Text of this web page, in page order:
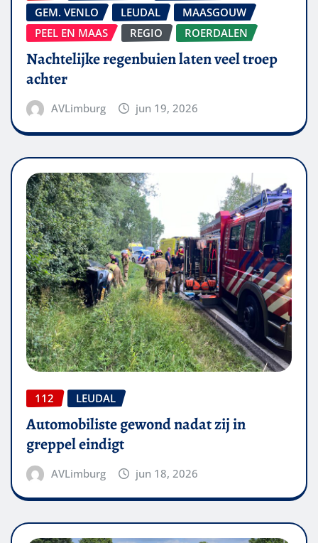
GEM. VENLO
LEUDAL
MAASGOUW
PEEL EN MAAS
REGIO ROERDALEN
Nachtelijke regenbuien laten veel troep
achter
AVLimburg jun 19, 2026
112 LEUDAL
Automobiliste gewond nadat zij in
greppel eindigt
AVLimburg jun 18, 2026